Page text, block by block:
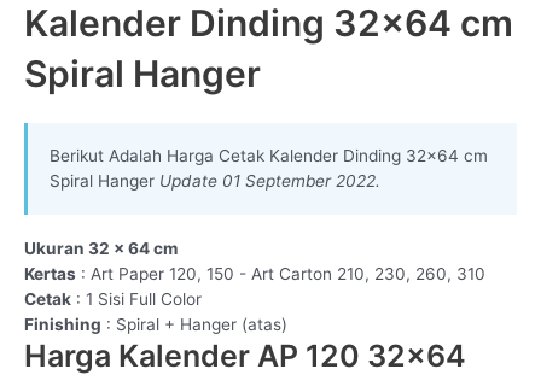
Kalender Dinding 32×64 cm
Spiral Hanger
Berikut Adalah Harga Cetak Kalender Dinding 32×64 cm
Spiral Hanger Update 01 September 2022.
Ukuran 32 x 64 cm
Kertas : Art Paper 120, 150 - Art Carton 210, 230, 260, 310
Cetak : 1 Sisi Full Color
Finishing : Spiral + Hanger (atas)
Harga Kalender AP 120 32x64